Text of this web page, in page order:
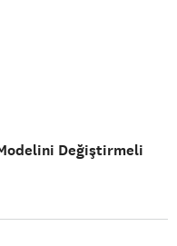
Değiştirmeli